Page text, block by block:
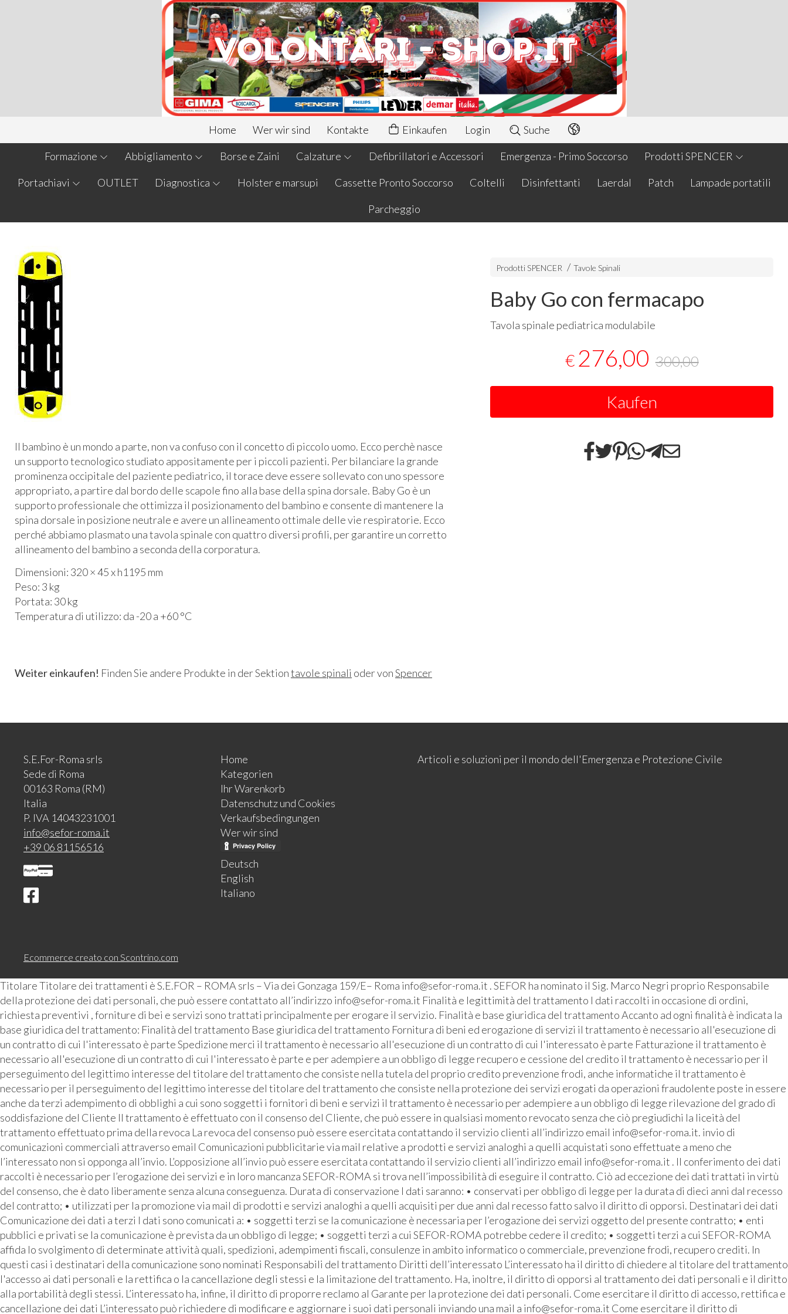
Home Wer wir sind Kontakte Einkaufen Login Suche
Formazione Abbigliamento Borse e Zaini Calzature Defibrillatori e Accessori Emergenza - Primo Soccorso Prodotti SPENCER
Portachiavi OUTLET Diagnostica Holster e marsupi Cassette Pronto Soccorso Coltelli Disinfettanti Laerdal Patch Lampade portatili
Parcheggio
Il bambino è un mondo a parte, non va confuso con il concetto di piccolo uomo. Ecco perchè nasce
un supporto tecnologico studiato appositamente per i piccoli pazienti. Per bilanciare la grande
prominenza occipitale del paziente pediatrico, il torace deve essere sollevato con uno spessore
appropriato, a partire dal bordo delle scapole fino alla base della spina dorsale. Baby Go è un
supporto professionale che ottimizza il posizionamento del bambino e consente di mantenere la
spina dorsale in posizione neutrale e avere un allineamento ottimale delle vie respiratorie. Ecco
perché abbiamo plasmato una tavola spinale con quattro diversi profili, per garantire un corretto
allineamento del bambino a seconda della corporatura.
Dimensioni: 320 × 45 x h1195 mm
Peso: 3 kg
Portata: 30 kg
Temperatura di utilizzo: da -20 a +60 °C
Prodotti SPENCER Tavole Spinali
Baby Go con fermacapo
Tavola spinale pediatrica modulabile
€ 276,00 300,00
Kaufen
Weiter einkaufen! Finden Sie andere Produkte in der Sektiontavole spinali oder vonSpencer
S.E.For-Roma srls
Sede di Roma
00163 Roma (RM)
Italia
P. IVA 14043231001
info@sefor-roma.it
+39 06 81156516
Home
Kategorien
Ihr Warenkorb
Datenschutz und Cookies
Verkaufsbedingungen
Wer wir sind
Deutsch
English
Italiano
Articoli e soluzioni per il mondo dell'Emergenza e Protezione Civile
Ecommerce creato con Scontrino.com
Titolare Titolare dei trattamenti è S.E.FOR – ROMA srls – Via dei Gonzaga 159/E– Roma info@sefor-roma.it . SEFOR ha nominato il Sig. Marco Negri proprio Responsabile
della protezione dei dati personali, che può essere contattato all’indirizzo info@sefor-roma.it Finalità e legittimità del trattamento I dati raccolti in occasione di ordini,
richiesta preventivi , forniture di bei e servizi sono trattati principalmente per erogare il servizio. Finalità e base giuridica del trattamento Accanto ad ogni finalità è indicata la
base giuridica del trattamento: Finalità del trattamento Base giuridica del trattamento Fornitura di beni ed erogazione di servizi il trattamento è necessario all'esecuzione di
un contratto di cui l'interessato è parte Spedizione merci il trattamento è necessario all'esecuzione di un contratto di cui l'interessato è parte Fatturazione il trattamento è
necessario all'esecuzione di un contratto di cui l'interessato è parte e per adempiere a un obbligo di legge recupero e cessione del credito il trattamento è necessario per il
perseguimento del legittimo interesse del titolare del trattamento che consiste nella tutela del proprio credito prevenzione frodi, anche informatiche il trattamento è
necessario per il perseguimento del legittimo interesse del titolare del trattamento che consiste nella protezione dei servizi erogati da operazioni fraudolente poste in essere
anche da terzi adempimento di obblighi a cui sono soggetti i fornitori di beni e servizi il trattamento è necessario per adempiere a un obbligo di legge rilevazione del grado di
soddisfazione del Cliente Il trattamento è effettuato con il consenso del Cliente, che può essere in qualsiasi momento revocato senza che ciò pregiudichi la liceità del
trattamento effettuato prima della revoca La revoca del consenso può essere esercitata contattando il servizio clienti all’indirizzo email info@sefor-roma.it. invio di
comunicazioni commerciali attraverso email Comunicazioni pubblicitarie via mail relative a prodotti e servizi analoghi a quelli acquistati sono effettuate a meno che
l’interessato non si opponga all’invio. L’opposizione all’invio può essere esercitata contattando il servizio clienti all’indirizzo email info@sefor-roma.it . Il conferimento dei dati
raccolti è necessario per l’erogazione dei servizi e in loro mancanza SEFOR-ROMA si trova nell’impossibilità di eseguire il contratto. Ciò ad eccezione dei dati trattati in virtù
del consenso, che è dato liberamente senza alcuna conseguenza. Durata di conservazione I dati saranno: • conservati per obbligo di legge per la durata di dieci anni dal recesso
del contratto; • utilizzati per la promozione via mail di prodotti e servizi analoghi a quelli acquisiti per due anni dal recesso fatto salvo il diritto di opporsi. Destinatari dei dati
Comunicazione dei dati a terzi I dati sono comunicati a: • soggetti terzi se la comunicazione è necessaria per l’erogazione dei servizi oggetto del presente contratto; • enti
pubblici e privati se la comunicazione è prevista da un obbligo di legge; • soggetti terzi a cui SEFOR-ROMA potrebbe cedere il credito; • soggetti terzi a cui SEFOR-ROMA
affida lo svolgimento di determinate attività quali, spedizioni, adempimenti fiscali, consulenze in ambito informatico o commerciale, prevenzione frodi, recupero crediti. In
questi casi i destinatari della comunicazione sono nominati Responsabili del trattamento Diritti dell’interessato L’interessato ha il diritto di chiedere al titolare del trattamento
l'accesso ai dati personali e la rettifica o la cancellazione degli stessi e la limitazione del trattamento. Ha, inoltre, il diritto di opporsi al trattamento dei dati personali e il diritto
alla portabilità degli stessi. L’interessato ha, infine, il diritto di proporre reclamo al Garante per la protezione dei dati personali. Come esercitare il diritto di accesso, rettifica e
cancellazione dei dati L’interessato può richiedere di modificare e aggiornare i suoi dati personali inviando una mail a info@sefor-roma.it Come esercitare il diritto di